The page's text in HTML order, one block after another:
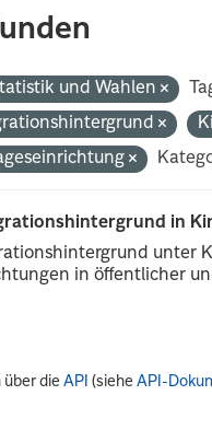
und Wahlen
in
unter
in öffentlicher
über dieAPI (sieheAPI-